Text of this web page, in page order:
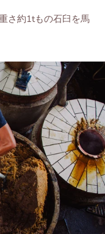
さ約1tもの⽯⾅を馬